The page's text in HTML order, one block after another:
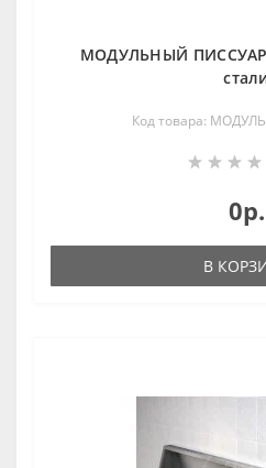
МОДУЛЬНЫЙ
Код товара:
0р.
В